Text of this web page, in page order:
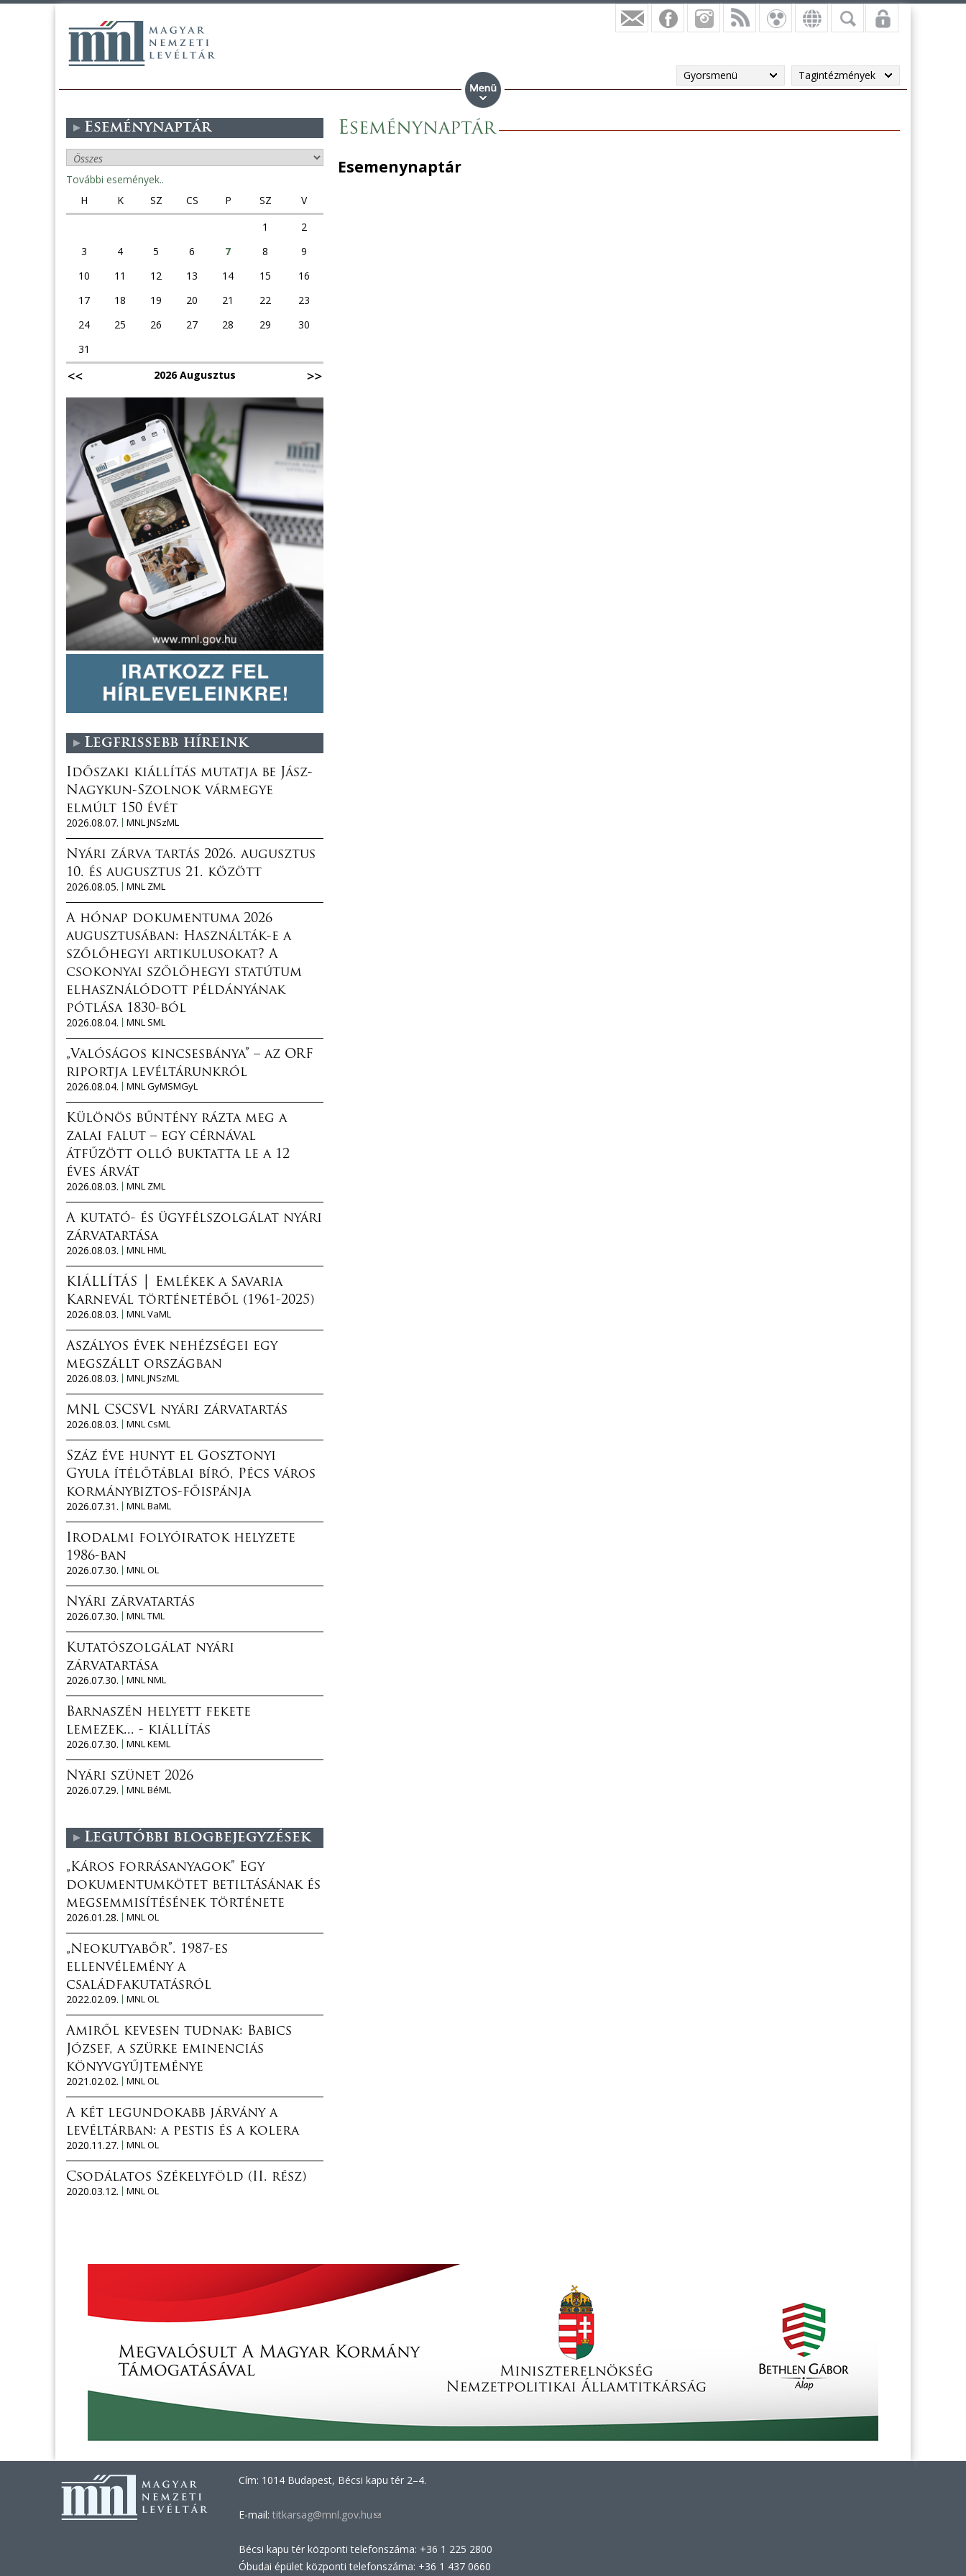
Gyorsmenü Tagintézmények
Eseménynaptár
Esemenynaptár
Eseménynaptár
További események..
H
K SZ CS P SZ
V
1
2
3
4 5 6 7 8
9
10
11 12 13 14 15
16
17
18 19 20 21 22
23
24
25 26 27 28 29
30
31
2026 Augusztus
Legfrissebb híreink
Időszaki kiállítás mutatja be Jász-
Nagykun-Szolnok vármegye
elmúlt 150 évét
2026.08.07.
MNL JNSzML
Nyári zárva tartás 2026. augusztus
10. és augusztus 21. között
2026.08.05.
MNL ZML
A hónap dokumentuma 2026
augusztusában: Használták-e a
szőlőhegyi artikulusokat? A
csokonyai szőlőhegyi statútum
elhasználódott példányának
pótlása 1830-ból
2026.08.04.
MNL SML
„Valóságos kincsesbánya” – az ORF
riportja levéltárunkról
2026.08.04.
MNL GyMSMGyL
Különös bűntény rázta meg a
zalai falut – egy cérnával
átfűzött olló buktatta le a 12
éves árvát
2026.08.03.
MNL ZML
A kutató- és ügyfélszolgálat nyári
zárvatartása
2026.08.03.
MNL HML
KIÁLLÍTÁS │ Emlékek a Savaria
Karnevál történetéből (1961-2025)
2026.08.03.
MNL VaML
Aszályos évek nehézségei egy
megszállt országban
2026.08.03.
MNL JNSzML
MNL CSCSVL nyári zárvatartás
2026.08.03.
MNL CsML
Száz éve hunyt el Gosztonyi
Gyula ítélőtáblai bíró, Pécs város
kormánybiztos-főispánja
2026.07.31.
MNL BaML
Irodalmi folyóiratok helyzete
1986-ban
2026.07.30.
MNL OL
Nyári zárvatartás
2026.07.30.
MNL TML
Kutatószolgálat nyári
zárvatartása
2026.07.30.
MNL NML
Barnaszén helyett fekete
lemezek... - kiállítás
2026.07.30.
MNL KEML
Nyári szünet 2026
2026.07.29.
MNL BéML
Legutóbbi blogbejegyzések
„Káros forrásanyagok” Egy
dokumentumkötet betiltásának és
megsemmisítésének története
2026.01.28.
MNL OL
„Neokutyabőr”. 1987-es
ellenvélemény a
családfakutatásról
2022.02.09.
MNL OL
Amiről kevesen tudnak: Babics
József, a szürke eminenciás
könyvgyűjteménye
2021.02.02.
MNL OL
A két legundokabb járvány a
levéltárban: a pestis és a kolera
2020.11.27.
MNL OL
Csodálatos Székelyföld (II. rész)
2020.03.12.
MNL OL
Cím: 1014 Budapest, Bécsi kapu tér 2–4.
E-mail: titkarsag@mnl.gov.hu(link
e-
mail)
Bécsi kapu tér központi telefonszáma: +36 1 225 2800
Óbudai épület központi telefonszáma: +36 1 437 0660